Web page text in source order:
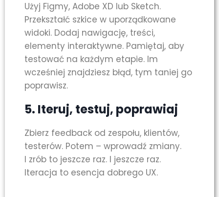
Użyj Figmy, Adobe XD lub Sketch.
Przekształć szkice w uporządkowane
widoki. Dodaj nawigację, treści,
elementy interaktywne. Pamiętaj, aby
testować na każdym etapie. Im
wcześniej znajdziesz błąd, tym taniej go
poprawisz.
5. Iteruj, testuj, poprawiaj
Zbierz feedback od zespołu, klientów,
testerów. Potem – wprowadź zmiany.
I zrób to jeszcze raz. I jeszcze raz.
Iteracja to esencja dobrego UX.